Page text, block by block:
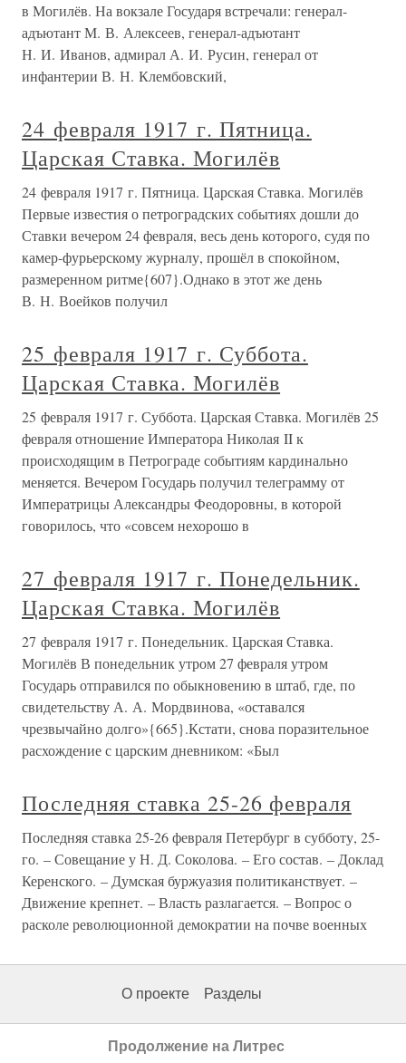
в Могилёв. На вокзале Государя встречали: генерал-
адъютант М. В. Алексеев, генерал-адъютант
Н. И. Иванов, адмирал А. И. Русин, генерал от
инфантерии В. Н. Клембовский,
24 февраля 1917 г. Пятница.
Царская Ставка. Могилёв
24 февраля 1917 г. Пятница. Царская Ставка. Могилёв
Первые известия о петроградских событиях дошли до
Ставки вечером 24 февраля, весь день которого, судя по
камер-фурьерскому журналу, прошёл в спокойном,
размеренном ритме{607}.Однако в этот же день
В. Н. Воейков получил
25 февраля 1917 г. Суббота.
Царская Ставка. Могилёв
25 февраля 1917 г. Суббота. Царская Ставка. Могилёв 25
февраля отношение Императора Николая II к
происходящим в Петрограде событиям кардинально
меняется. Вечером Государь получил телеграмму от
Императрицы Александры Феодоровны, в которой
говорилось, что «совсем нехорошо в
27 февраля 1917 г. Понедельник.
Царская Ставка. Могилёв
27 февраля 1917 г. Понедельник. Царская Ставка.
Могилёв В понедельник утром 27 февраля утром
Государь отправился по обыкновению в штаб, где, по
свидетельству А. А. Мордвинова, «оставался
чрезвычайно долго»{665}.Кстати, снова поразительное
расхождение с царским дневником: «Был
Последняя ставка 25-26 февраля
Последняя ставка 25-26 февраля Петербург в субботу, 25-
го. – Совещание у Н. Д. Соколова. – Его состав. – Доклад
Керенского. – Думская буржуазия политиканствует. –
Движение крепнет. – Власть разлагается. – Вопрос о
расколе революционной демократии на почве военных
О проекте Разделы
Продолжение на Литрес